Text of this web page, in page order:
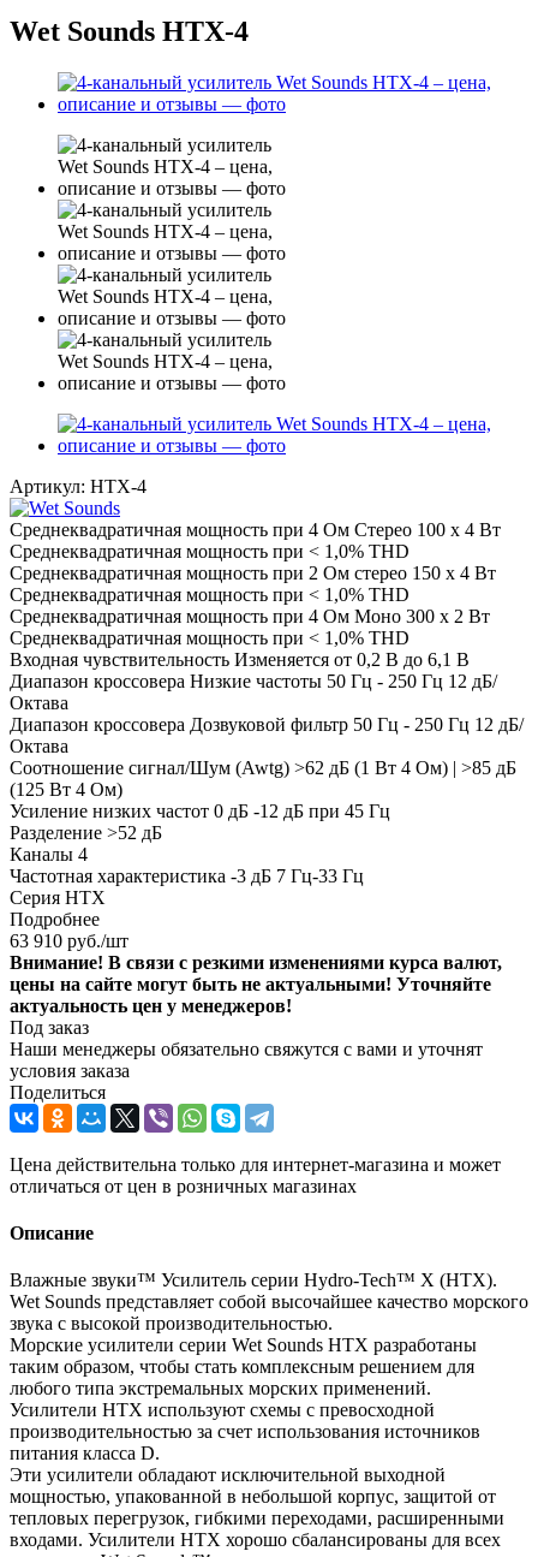
Wet Sounds HTX-4
Артикул: HTX-4
Среднеквадратичная мощность при 4 Ом Стерео 100 x 4 Вт
Среднеквадратичная мощность при < 1,0% THD
Среднеквадратичная мощность при 2 Ом стерео 150 x 4 Вт
Среднеквадратичная мощность при < 1,0% THD
Среднеквадратичная мощность при 4 Ом Моно 300 x 2 Вт
Среднеквадратичная мощность при < 1,0% THD
Входная чувствительность Изменяется от 0,2 В до 6,1 В
Диапазон кроссовера Низкие частоты 50 Гц - 250 Гц 12 дБ/
Октава
Диапазон кроссовера Дозвуковой фильтр 50 Гц - 250 Гц 12 дБ/
Октава
Соотношение сигнал/Шум (Awtg) >62 дБ (1 Вт 4 Ом) | >85 дБ
(125 Вт 4 Ом)
Усиление низких частот 0 дБ -12 дБ при 45 Гц
Разделение >52 дБ
Каналы 4
Частотная характеристика -3 дБ 7 Гц-33 Гц
Серия HTX
Подробнее
63 910 руб./шт
Внимание! В связи с резкими изменениями курса валют,
цены на сайте могут быть не актуальными! Уточняйте
актуальность цен у менеджеров!
Под заказ
Наши менеджеры обязательно свяжутся с вами и уточнят
условия заказа
Поделиться
Цена действительна только для интернет-магазина и может
отличаться от цен в розничных магазинах
Описание
Влажные звуки™ Усилитель серии Hydro-Tech™ X (HTX).
Wet Sounds представляет собой высочайшее качество морского
звука с высокой производительностью.
Морские усилители серии Wet Sounds HTX разработаны
таким образом, чтобы стать комплексным решением для
любого типа экстремальных морских применений.
Усилители HTX используют схемы с превосходной
производительностью за счет использования источников
питания класса D.
Эти усилители обладают исключительной выходной
мощностью, упакованной в небольшой корпус, защитой от
тепловых перегрузок, гибкими переходами, расширенными
входами. Усилители HTX хорошо сбалансированы для всех